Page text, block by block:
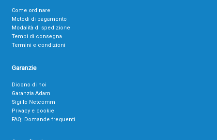
Come ordinare
Metodi di pagamento
Modalità di spedizione
Tempi di consegna
Termini e condizioni
Garanzie
Dicono di noi
Garanzia Adam
Sigillo Netcomm
Privacy e cookie
FAQ: Domande frequenti